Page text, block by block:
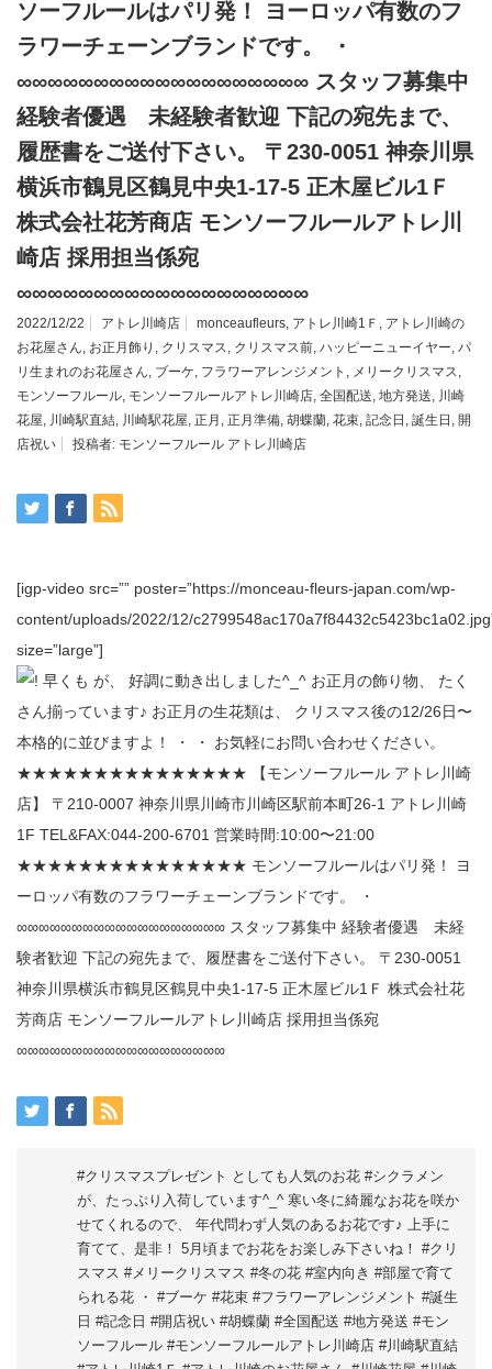
ソーフルールはパリ発！ ヨーロッパ有数のフ
ラワーチェーンブランドです。 ・
∞∞∞∞∞∞∞∞∞∞∞∞∞∞∞∞∞∞∞ スタッフ募集中
経験者優遇 未経験者歓迎 下記の宛先まで、
履歴書をご送付下さい。 〒230-0051 神奈川県
横浜市鶴見区鶴見中央1-17-5 正木屋ビル1Ｆ
株式会社花芳商店 モンソーフルールアトレ川
崎店 採用担当係宛
∞∞∞∞∞∞∞∞∞∞∞∞∞∞∞∞∞∞∞
2022/12/22 アトレ川崎店 monceaufleurs, アトレ川崎1Ｆ , アトレ川崎の
お花屋さん, お正月飾り , クリスマス, クリスマス前, ハッピーニューイヤー, パ
リ生まれのお花屋さん, ブーケ, フラワーアレンジメント , メリークリスマス,
モンソーフルール, モンソーフルールアトレ川崎店, 全国配送, 地方発送, 川崎
花屋, 川崎駅直結, 川崎駅花屋, 正月 , 正月準備, 胡蝶蘭, 花束, 記念日 , 誕生日 , 開
店祝い
投稿者: モンソーフルール アトレ川崎店
[igp-video src=”” poster=”https://monceau-fleurs-japan.com/wp-
content/uploads/2022/12/
size=”large”]
#クリスマスプレゼント としても人気のお花 #シクラメン
が、たっぷり入荷しています^_^ 寒い冬に綺麗なお花を咲か
せてくれるので、 年代問わず人気のあるお花です♪ 上手に
育てて、是非！ 5月頃までお花をお楽しみ下さいね！ #クリ
スマス #メリークリスマス #冬の花 #室内向き #部屋で育て
られる花 ・ #ブーケ #花束 #フラワーアレンジメント #誕生
日 #記念日 #開店祝い #胡蝶蘭 #全国配送 #地方発送 #モン
ソーフルール #モンソーフルールアトレ川崎店 #川崎駅直結